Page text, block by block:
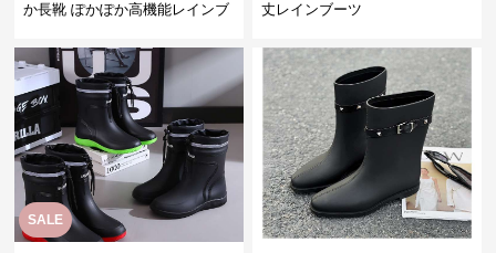
か長靴 ぽかぽか高機能レインブ
丈レインブーツ
SALE